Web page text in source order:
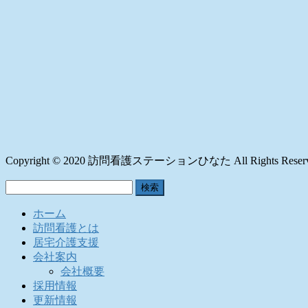
Copyright © 2020 訪問看護ステーションひなた All Rights
ホーム
訪問看護とは
居宅介護支援
会社案内
会社概要
採用情報
更新情報